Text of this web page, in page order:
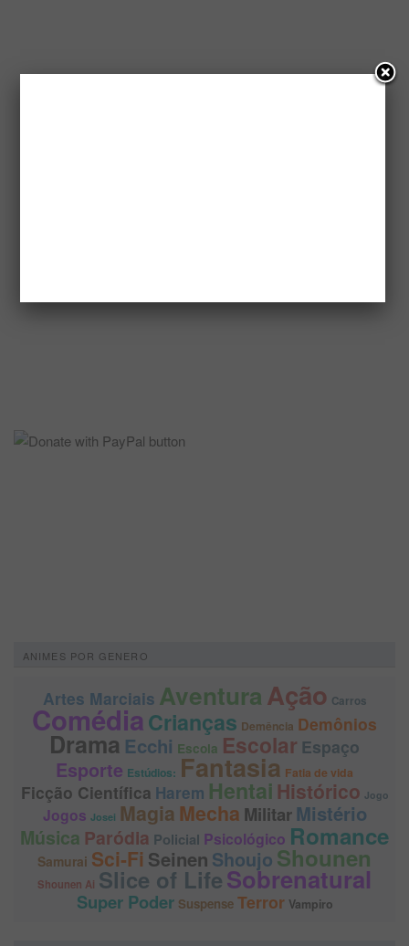
ANIMES POR GENERO
Artes Marciais AventuraAção Carros
ComédiaCrianças Demência Demônios
Drama Ecchi Escola Escolar Espaço
Esporte Estúdios: Fantasia Fatia de vida
Ficção Científica Harem Hentai Histórico Jogo
Jogos Josei MagiaMecha Militar Mistério
Música Paródia Policial Psicológico Romance
Samurai Sci-Fi Seinen Shoujo Shounen
Shounen Ai Slice of LifeSobrenatural
Super Poder Suspense Terror Vampiro